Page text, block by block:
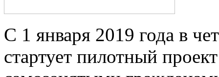
С 1 января 2019 года в
стартует пилотный